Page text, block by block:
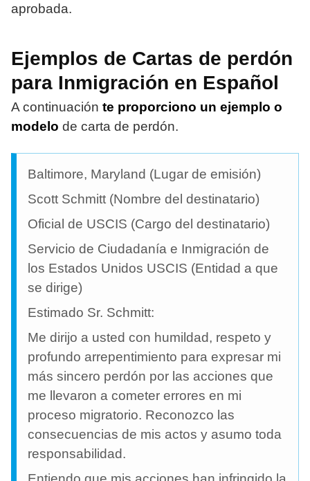
aprobada.
Ejemplos de Cartas de perdón
para Inmigración en Español
A continuación te proporciono un ejemplo o
modelo de carta de perdón.
Baltimore, Maryland (Lugar de emisión)
Scott Schmitt (Nombre del destinatario)
Oficial de USCIS (Cargo del destinatario)
Servicio de Ciudadanía e Inmigración de
los Estados Unidos USCIS (Entidad a que
se dirige)
Estimado Sr. Schmitt:
Me dirijo a usted con humildad, respeto y
profundo arrepentimiento para expresar mi
más sincero perdón por las acciones que
me llevaron a cometer errores en mi
proceso migratorio. Reconozco las
consecuencias de mis actos y asumo toda
responsabilidad.